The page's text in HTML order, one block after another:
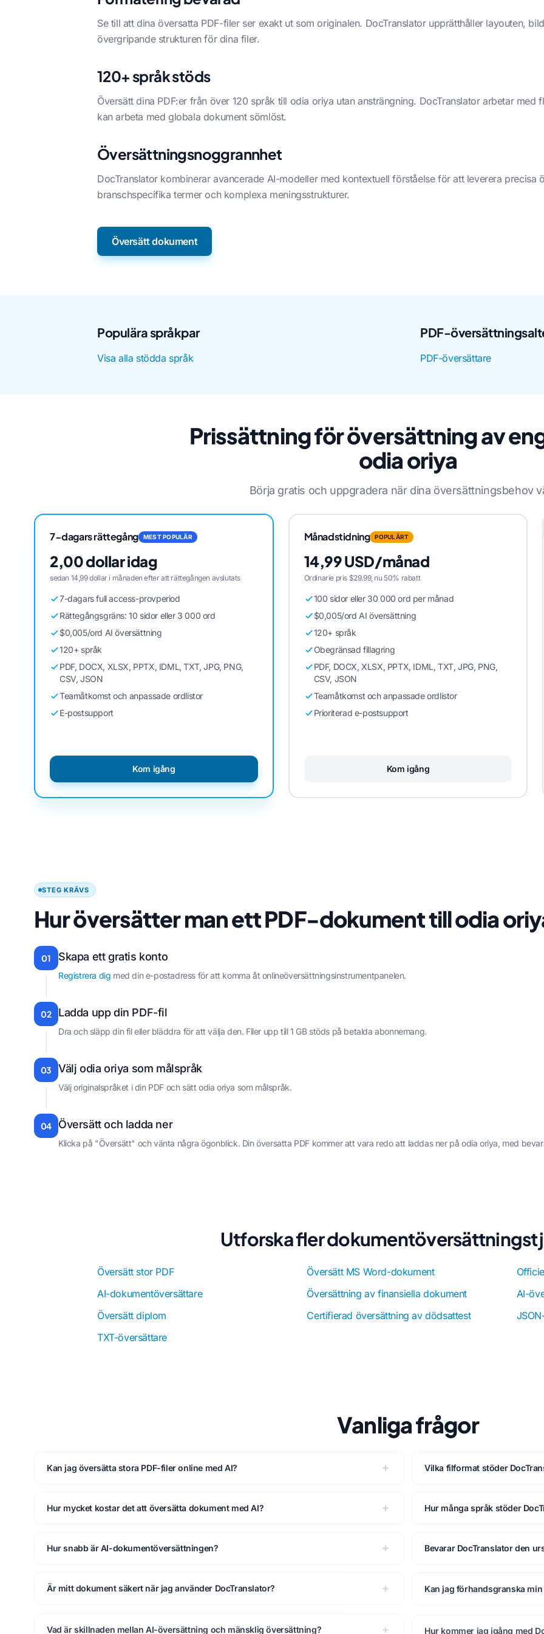
Se till att dina översatta PDF-filer ser exakt ut som originalen. DocTranslator upprätthåller layouten,
övergripande strukturen för dina filer.
120+ språk stöds
Översätt dina PDF:er från över 120 språk till odia oriya utan ansträngning. DocTranslator arbetar med
kan arbeta med globala dokument sömlöst.
Översättningsnoggrannhet
DocTranslator kombinerar avancerade AI-modeller med kontextuell förståelse för att leverera precisa
branschspecifika termer och komplexa meningsstrukturer.
Översätt dokument
Populära språkpar
Visa alla stödda språk
PDF-
PDF-översättare
Prissättning för översättning av
odia oriya
Börja gratis och uppgradera när dina översättningsbehov
7-dagars rättegång MEST POPULÄR
2,00 dollar idag
sedan 14,99 dollar i månaden efter att rättegången avslutats
7-dagars full access-provperiod
Rättegångsgräns: 10 sidor eller 3 000 ord
$0,005/ord AI översättning
120+ språk
PDF, DOCX, XLSX, PPTX, IDML, TXT, JPG, PNG,
CSV, JSON
Teamåtkomst och anpassade ordlistor
E-postsupport
Kom igång
Månadstidning POPULÄRT
14,99 USD/månad
Ordinarie pris $29.99, nu 50% rabatt
100 sidor eller 30 000 ord per månad
$0,005/ord AI översättning
120+ språk
Obegränsad fillagring
PDF, DOCX, XLSX, PPTX, IDML, TXT, JPG, PNG,
CSV, JSON
Teamåtkomst och anpassade ordlistor
Prioriterad e-postsupport
Kom igång
STEG KRÄVS
Hur översätter man ett PDF-dokument till odia
01 Skapa ett gratis konto
Registrera dig med din e-postadress för att komma åt onlineöversättningsinstrumentpanelen.
02 Ladda upp din PDF-fil
Dra och släpp din fil eller bläddra för att välja den. Filer upp till 1 GB stöds på betalda abonnemang.
03 Välj odia oriya som målspråk
Välj originalspråket i din PDF och sätt odia oriya som målspråk.
04 Översätt och ladda ner
Klicka på "Översätt" och vänta några ögonblick. Din översatta PDF kommer att vara redo att laddas ner på odia oriya, med
Utforska fler
Översätt stor PDF Översätt MS Word-dokument
AI-dokumentöversättare
Översättning av finansiella dokument
AI-
Översätt diplom
Certifierad översättning av dödsattest
TXT-översättare
Vanliga frågor
Kan jag översätta stora PDF-filer online med AI? Vilka filformat stöder
Hur mycket kostar det att översätta dokument med AI? Hur många språk stöder
Hur snabb är AI-dokumentöversättningen? Bevarar DocTranslator den
Är mitt dokument säkert när jag använder DocTranslator? Kan jag förhandsgranska
Vad är skillnaden mellan AI-översättning och mänsklig översättning? Hur kommer jag igång med